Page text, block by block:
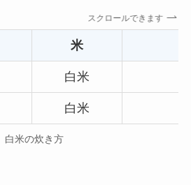
スクロールできます
米
白米
白米
白米の炊き方